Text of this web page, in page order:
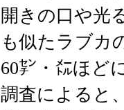
開きの口や光
も似たラブカ
60㌢・㍍ほど
調査によると